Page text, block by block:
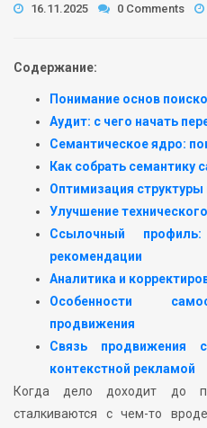
16.11.2025 0 Comments
Содержание:
Понимание основ
Аудит: с чего начать
Семантическое ядро:
Как собрать семантику
Оптимизация структуры
Улучшение
Ссылочный
рекомендации
Аналитика и
Особенности
продвижения
Связь продвижения
контекстной рекламой
Когда дело доходит до
сталкиваются с чем-то